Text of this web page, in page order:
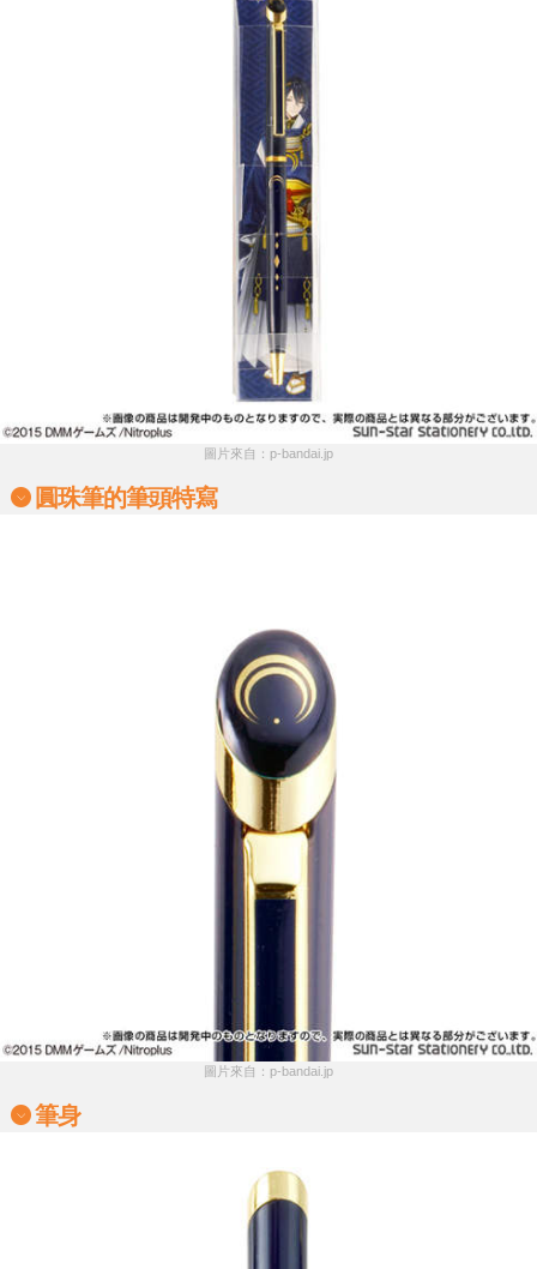
圖片來自：p-bandai.jp
圓珠筆的筆頭特寫
圖片來自：p-bandai.jp
筆身